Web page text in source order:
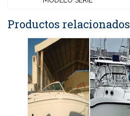
Productos relacionados